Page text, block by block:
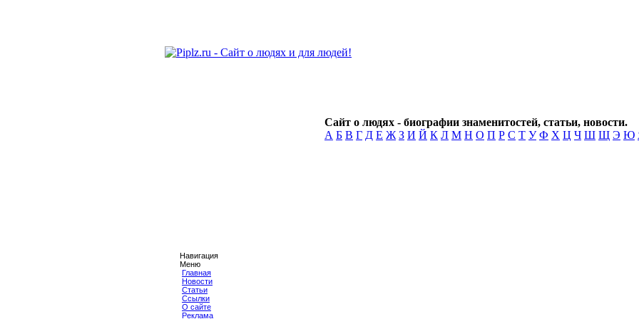
Сайт о людях - биографии знаменитостей, статьи, новости.
А Б В Г Д Е Ж З И Й К Л М Н О П Р С Т У Ф Х Ц Ч Ш Щ Э Ю
Навигация
Меню
Главная
Новости
Статьи
Ссылки
О сайте
Реклама